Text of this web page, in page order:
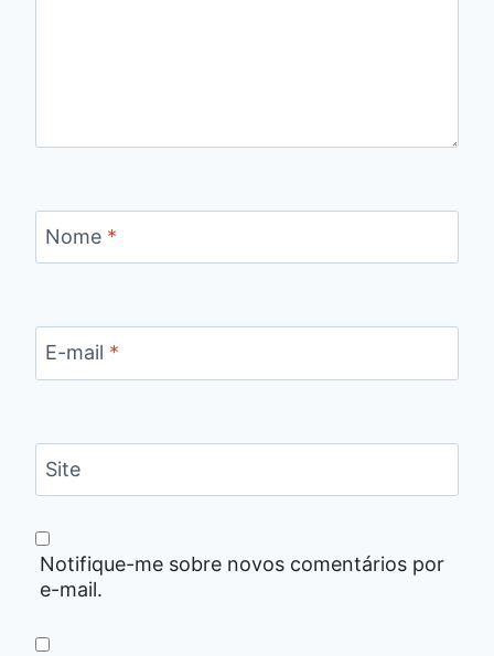
Nome *
E-mail *
Site
Notifique-me sobre novos comentários por
e-mail.